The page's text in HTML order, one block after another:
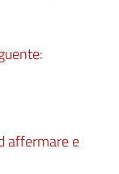
affermare e